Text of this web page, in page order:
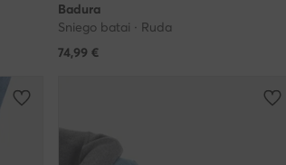
Badura
Sniego batai · Ruda
74,99 €